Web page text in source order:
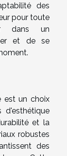
des
pour toute
dans un
et de se
est un choix
d'esthétique
et la
robustes
des